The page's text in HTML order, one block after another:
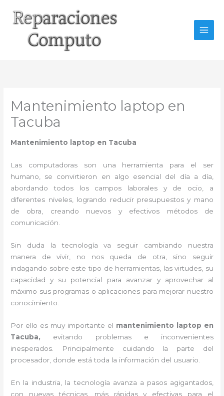
contenido
Mantenimiento laptop en
Tacuba
Mantenimiento laptop en Tacuba
Las computadoras son una herramienta para el ser
humano, se convirtieron en algo esencial del día a día,
abordando todos los campos laborales y de ocio, a
diferentes niveles, logrando reducir presupuestos y mano
de obra, creando nuevos y efectivos métodos de
comunicación.
Sin duda la tecnología va seguir cambiando nuestra
manera de vivir, no nos queda de otra, sino seguir
indagando sobre este tipo de herramientas, las virtudes, su
capacidad y su potencial para avanzar y aprovechar al
máximo sus programas o aplicaciones para mejorar nuestro
conocimiento.
Por ello es muy importante el mantenimiento laptop en
Tacuba, evitando problemas e inconvenientes
inesperados. Principalmente cuidando la parte del
procesador, donde está toda la información del usuario.
En la industria, la tecnología avanza a pasos agigantados,
con nuevas técnicas, más rápidas y efectivas para el